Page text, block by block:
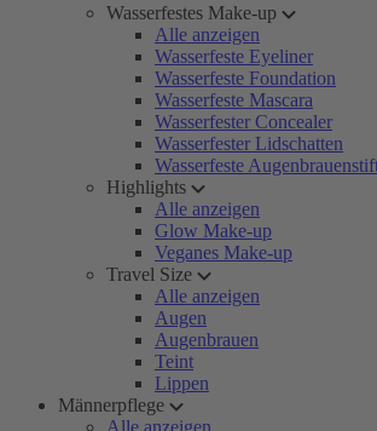
Wasserfestes Make-up
Alle anzeigen
Wasserfeste Eyeliner
Wasserfeste Foundation
Wasserfeste Mascara
Wasserfester Concealer
Wasserfester Lidschatten
Wasserfeste
Highlights
Alle anzeigen
Glow Make-up
Veganes Make-up
Travel Size
Alle anzeigen
Augen
Augenbrauen
Teint
Lippen
Männerpflege
Alle anzeigen